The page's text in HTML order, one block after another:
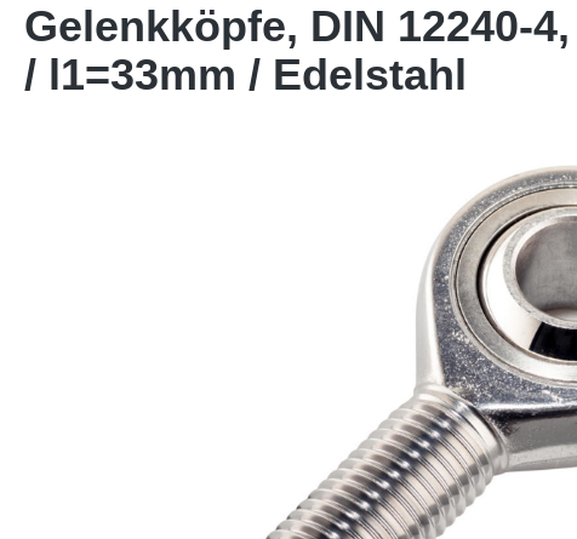
Gelenkköpfe, DIN 12240-
/ l1=33mm / Edelstahl